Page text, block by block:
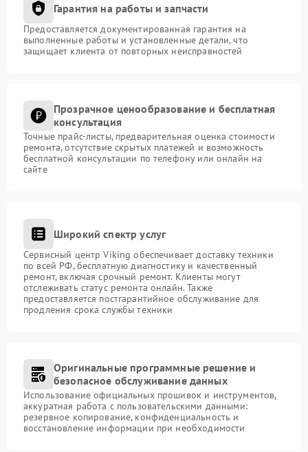
Гарантия на работы и запчасти
Предоставляется документированная гарантия на
выполненные работы и установленные детали, что
защищает клиента от повторных неисправностей
Прозрачное ценообразование и бесплатная
консультация
Точные прайс-листы, предварительная оценка стоимости
ремонта, отсутствие скрытых платежей и возможность
бесплатной консультации по телефону или онлайн на
сайте
Широкий спектр услуг
Сервисный центр Viking обеспечивает доставку техники
по всей РФ, бесплатную диагностику и качественный
ремонт, включая срочный ремонт. Клиенты могут
отслеживать статус ремонта онлайн. Также
предоставляется постгарантийное обслуживание для
продления срока службы техники
Оригинальные программные решение и
безопасное обслуживание данных
Использование официальных прошивок и инструментов,
аккуратная работа с пользовательскими данными:
резервное копирование, конфиденциальность и
восстановление информации при необходимости